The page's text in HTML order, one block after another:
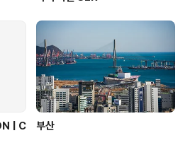
| C
부산